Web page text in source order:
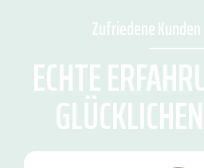
Zufriedene
ECHTE